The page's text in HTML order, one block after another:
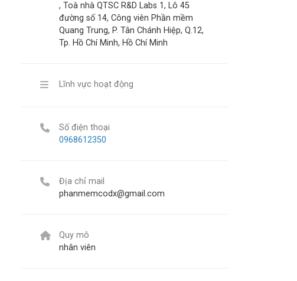
, Toà nhà QTSC R&D Labs 1, Lô 45
đường số 14, Công viên Phần mềm
Quang Trung, P. Tân Chánh Hiệp, Q.12,
Tp. Hồ Chí Minh, Hồ Chí Minh
Lĩnh vực hoạt động
Số điện thoại
0968612350
Địa chỉ mail
phanmemcodx@gmail.com
Quy mô
nhân viên